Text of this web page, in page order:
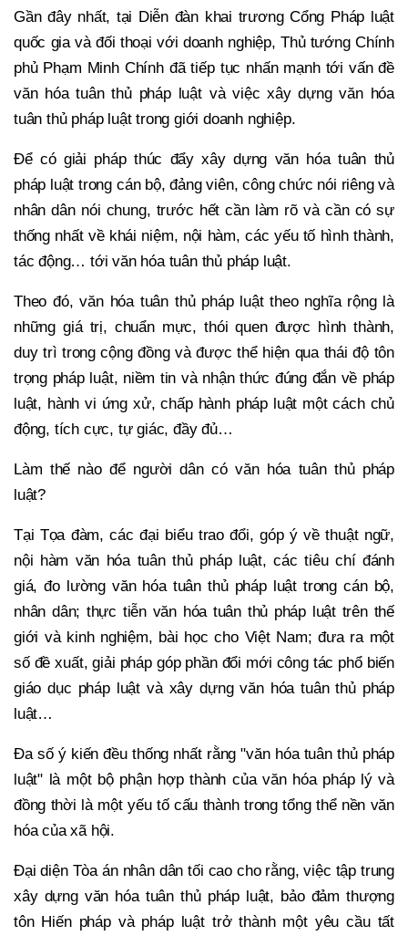
Gần đây nhất, tại Diễn đàn khai trương Cổng Pháp luật
quốc gia và đối thoại với doanh nghiệp, Thủ tướng Chính
phủ Phạm Minh Chính đã tiếp tục nhấn mạnh tới vấn đề
văn hóa tuân thủ pháp luật và việc xây dựng văn hóa
tuân thủ pháp luật trong giới doanh nghiệp.
Để có giải pháp thúc đẩy xây dựng văn hóa tuân thủ
pháp luật trong cán bộ, đảng viên, công chức nói riêng và
nhân dân nói chung, trước hết cần làm rõ và cần có sự
thống nhất về khái niệm, nội hàm, các yếu tố hình thành,
tác động… tới văn hóa tuân thủ pháp luật.
Theo đó, văn hóa tuân thủ pháp luật theo nghĩa rộng là
những giá trị, chuẩn mực, thói quen được hình thành,
duy trì trong cộng đồng và được thể hiện qua thái độ tôn
trọng pháp luật, niềm tin và nhận thức đúng đắn về pháp
luật, hành vi ứng xử, chấp hành pháp luật một cách chủ
động, tích cực, tự giác, đầy đủ…
Làm thế nào để người dân có văn hóa tuân thủ pháp
luật?
Tại Tọa đàm, các đại biểu trao đổi, góp ý về thuật ngữ,
nội hàm văn hóa tuân thủ pháp luật, các tiêu chí đánh
giá, đo lường văn hóa tuân thủ pháp luật trong cán bộ,
nhân dân; thực tiễn văn hóa tuân thủ pháp luật trên thế
giới và kinh nghiệm, bài học cho Việt Nam; đưa ra một
số đề xuất, giải pháp góp phần đổi mới công tác phổ biến
giáo dục pháp luật và xây dựng văn hóa tuân thủ pháp
luật…
Đa số ý kiến đều thống nhất rằng "văn hóa tuân thủ pháp
luật" là một bộ phận hợp thành của văn hóa pháp lý và
đồng thời là một yếu tố cấu thành trong tổng thể nền văn
hóa của xã hội.
Đại diện Tòa án nhân dân tối cao cho rằng, việc tập trung
xây dựng văn hóa tuân thủ pháp luật, bảo đảm thượng
tôn Hiến pháp và pháp luật trở thành một yêu cầu tất